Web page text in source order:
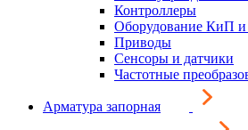
Контроллеры
Оборудование КиП
Приводы
Сенсоры и датчики
Частотные
Арматура запорная